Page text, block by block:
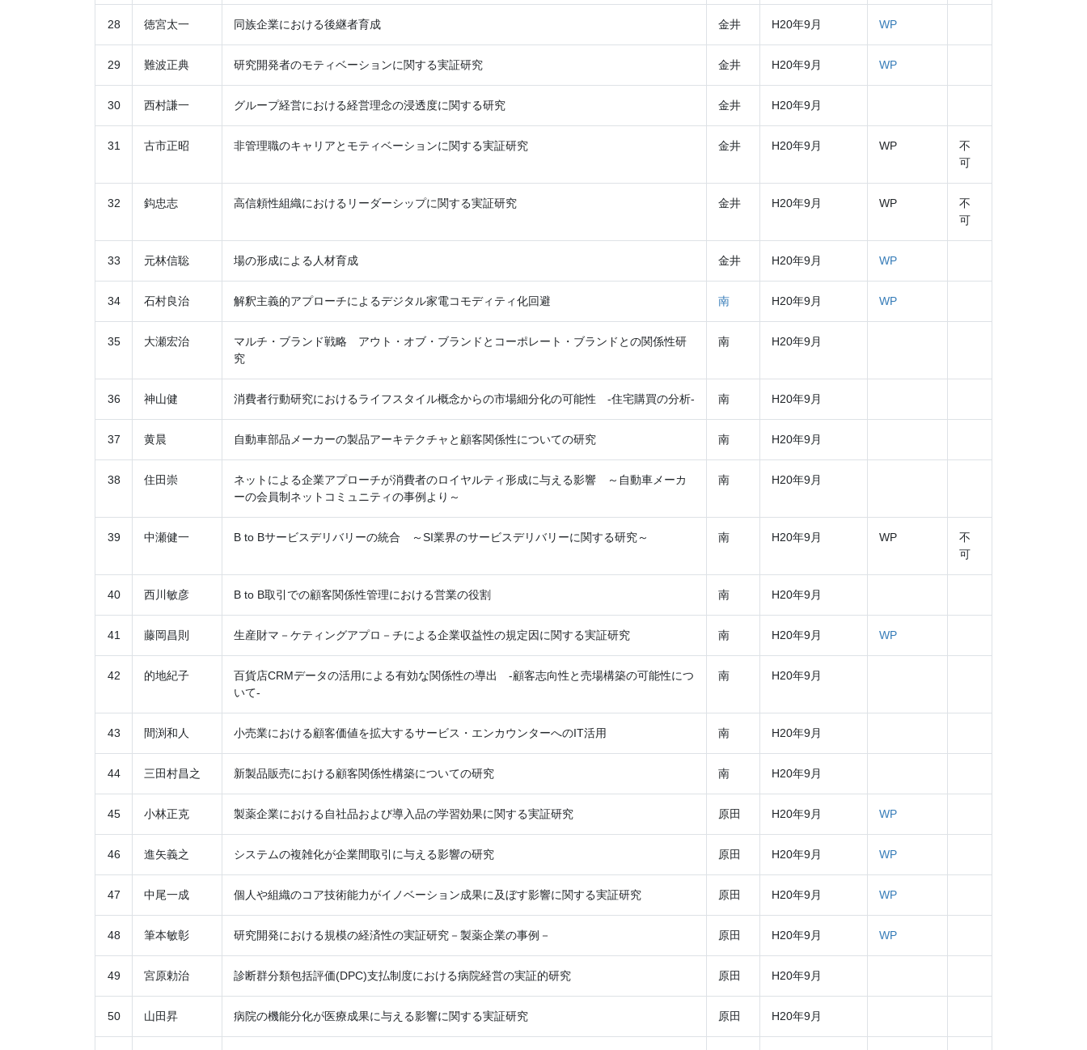
28 徳宮太一 同族企業における後継者育成 金井 H20年9月 WP
29 難波正典 研究開発者のモティベーションに関する実証研究 金井 H20年9月 WP
30 西村謙一 グループ経営における経営理念の浸透度に関する研究 金井 H20年9月
31 古市正昭 非管理職のキャリアとモティベーションに関する実証研究 金井 H20年9月 WP
不
可
32 鈎忠志 高信頼性組織におけるリーダーシップに関する実証研究 金井 H20年9月 WP
不
可
33 元林信聡 場の形成による人材育成 金井 H20年9月 WP
34 石村良治 解釈主義的アプローチによるデジタル家電コモディティ化回避 南 H20年9月 WP
35 大瀬宏治
マルチ・ブランド戦略 アウト・オブ・ブランドとコーポレート・ブランドとの関係性研
究
南 H20年9月
36 神山健 消費者行動研究におけるライフスタイル概念からの市場細分化の可能性 -住宅購買の分析- 南 H20年9月
37 黄晨 自動車部品メーカーの製品アーキテクチャと顧客関係性についての研究 南 H20年9月
38 住田崇
ネットによる企業アプローチが消費者のロイヤルティ形成に与える影響 ～自動車メーカ
ーの会員制ネットコミュニティの事例より～
南 H20年9月
39 中瀬健一 B to Bサービスデリバリーの統合 ～SI業界のサービスデリバリーに関する研究～ 南 H20年9月 WP
不
可
40 西川敏彦 B to B取引での顧客関係性管理における営業の役割 南 H20年9月
41 藤岡昌則 生産財マ－ケティングアプロ－チによる企業収益性の規定因に関する実証研究 南 H20年9月 WP
42 的地紀子
百貨店CRMデータの活用による有効な関係性の導出 ‐顧客志向性と売場構築の可能性につ
いて‐
南 H20年9月
43 間渕和人 小売業における顧客価値を拡大するサービス・エンカウンターへのIT活用 南 H20年9月
44 三田村昌之 新製品販売における顧客関係性構築についての研究 南 H20年9月
45 小林正克 製薬企業における自社品および導入品の学習効果に関する実証研究 原田 H20年9月 WP
46 進矢義之 システムの複雑化が企業間取引に与える影響の研究 原田 H20年9月 WP
47 中尾一成 個人や組織のコア技術能力がイノベーション成果に及ぼす影響に関する実証研究 原田 H20年9月 WP
48 筆本敏彰 研究開発における規模の経済性の実証研究－製薬企業の事例－ 原田 H20年9月 WP
49 宮原勅治 診断群分類包括評価(DPC)支払制度における病院経営の実証的研究 原田 H20年9月
50 山田昇 病院の機能分化が医療成果に与える影響に関する実証研究 原田 H20年9月